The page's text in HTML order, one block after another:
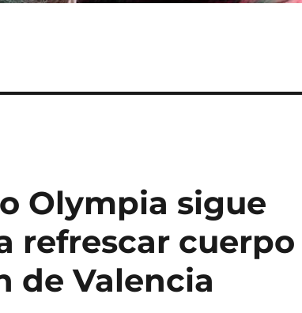
Olympia sigue
refrescar cuerpo
de Valencia